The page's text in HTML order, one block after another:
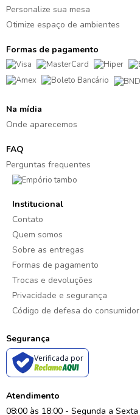
Personalize sua mesa
Otimize espaço de ambientes
Formas de pagamento
Na mídia
Onde aparecemos
FAQ
Perguntas frequentes
Institucional
Contato
Quem somos
Sobre as entregas
Formas de pagamento
Trocas e devoluções
Privacidade e segurança
Código de defesa do consumidor
Segurança
Verificada por
Atendimento
08:00 às 18:00 - Segunda a Sexta